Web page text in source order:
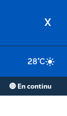
X
28°C
🔴 En continu